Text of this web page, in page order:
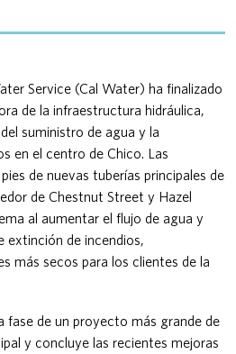
Service (Cal Water) ha finalizado
de la infraestructura hidráulica,
suministro de agua y la
en el centro de Chico. Las
de nuevas tuberías principales de
de Chestnut Street y Hazel
al aumentar el flujo de agua y
extinción de incendios,
más secos para los clientes de la
fase de un proyecto más grande de
y concluye las recientes mejoras